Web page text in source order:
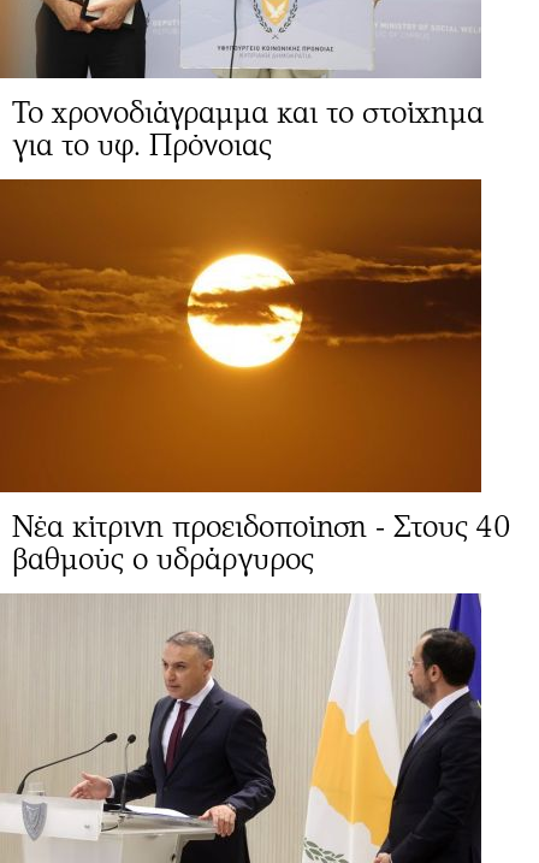
Το χρονοδιάγραμμα και το στοίχημα
για το υφ. Πρόνοιας
Νέα κίτρινη προειδοποίηση - Στους 40
βαθμούς ο υδράργυρος